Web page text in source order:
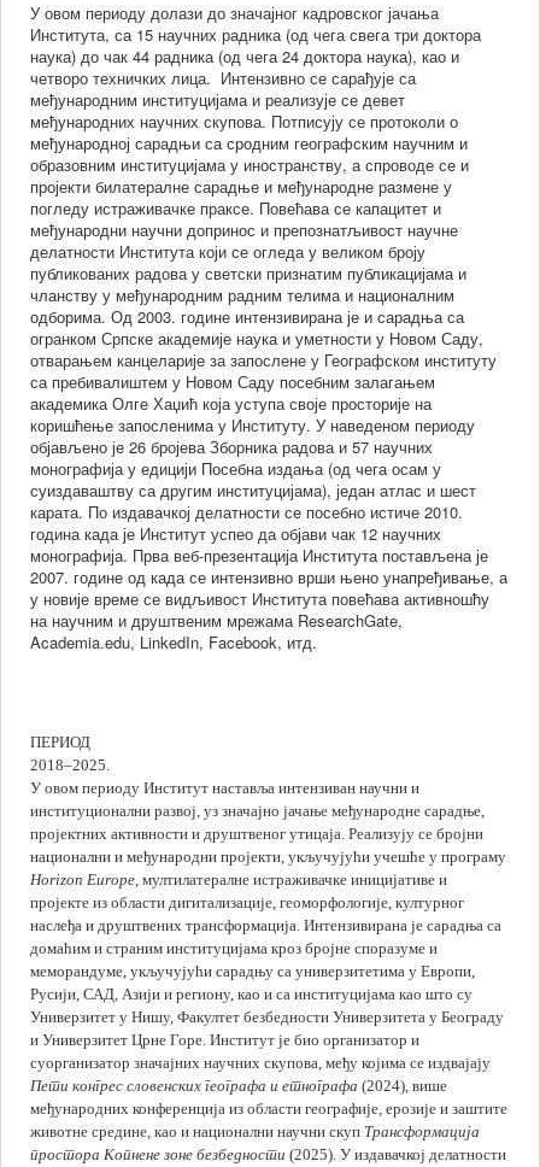
У овом периоду долази до значајног кадровског јачања
Института, са 15 научних радника (од чега свега три доктора
наука) до чак 44 радника (од чега 24 доктора наука), као и
четворо техничких лица. Интензивно се сарађује са
међународним институцијама и реализује се девет
међународних научних скупова. Потписују се протоколи о
међународној сарадњи са сродним географским научним и
образовним институцијама у иностранству, а спроводе се и
пројекти билатералне сарадње и међународне размене у
погледу истраживачке праксе. Повећава се капацитет и
међународни научни допринос и препознатљивост научне
делатности Института који се огледа у великом броју
публикованих радова у светски признатим публикацијама и
чланству у међународним радним телима и националним
одборима. Од 2003. године интензивирана је и сарадња са
огранком Српске академије наука и уметности у Новом Саду,
отварањем канцеларије за запослене у Географском институту
са пребивалиштем у Новом Саду посебним залагањем
академика Олге Хаџић која уступа своје просторије на
коришћење запосленима у Институту. У наведеном периоду
објављено је 26 бројева Зборника радова и 57 научних
монографија у едицији Посебна издања (од чега осам у
суиздаваштву са другим институцијама), један атлас и шест
карата. По издавачкој делатности се посебно истиче 2010.
година када је Институт успео да објави чак 12 научних
монографија. Прва веб-презентација Института постављена је
2007. године од када се интензивно врши њено унапређивање, а
у новије време се видљивост Института повећава активношћу
на научним и друштвеним мрежама ResearchGate,
Academia.edu, LinkedIn, Facebook, итд.
ПЕРИОД
2018–2025.
У овом периоду Институт наставља интензиван научни и
институционални развој, уз значајно јачање међународне сарадње,
пројектних активности и друштвеног утицаја. Реализују се бројни
национални и међународни пројекти, укључујући учешће у програму
Horizon Europe, мултилатералне истраживачке иницијативе и
пројекте из области дигитализације, геоморфологије, културног
наслеђа и друштвених трансформација. Интензивирана је сарадња са
домаћим и страним институцијама кроз бројне споразуме и
меморандуме, укључујући сарадњу са универзитетима у Европи,
Русији, САД, Азији и региону, као и са институцијама као што су
Универзитет у Нишу, Факултет безбедности Универзитета у Београду
и Универзитет Црне Горе. Институт је био организатор и
суорганизатор значајних научних скупова, међу којима се издвајају
Пети конгрес словенских географа и етнографа (2024), више
међународних конференција из области географије, ерозије и заштите
животне средине, као и национални научни скуп Трансформација
простора Копнене зоне безбедности (2025). У издавачкој делатности